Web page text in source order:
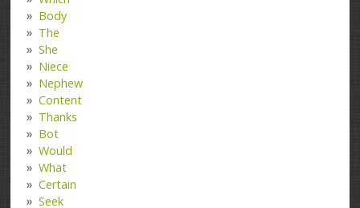
Body
The
She
Niece
Nephew
Content
Thanks
Bot
Would
What
Certain
Seek